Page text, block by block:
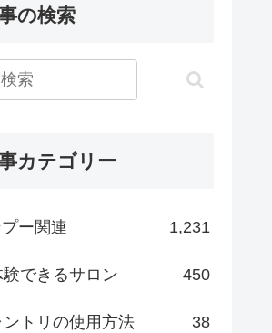
の検索
カテゴリー
ー関連 1,231
できるサロン 450
トリの使用方法 38